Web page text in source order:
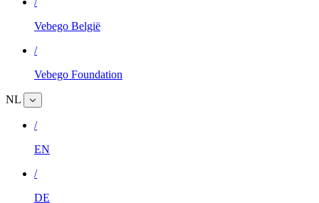
Vebego België
/
Vebego Foundation
NL
/
EN
/
DE